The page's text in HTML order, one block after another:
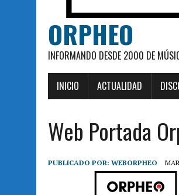
ORPHEO
INFORMANDO DESDE 2000 DE
INICIO ACTUALIDAD
Web Portada
PUBLICADO POR: WEBORPHEO